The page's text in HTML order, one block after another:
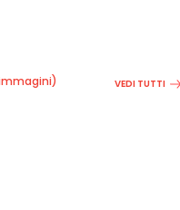
VEDI TUTTI